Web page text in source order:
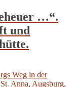
…“.
und